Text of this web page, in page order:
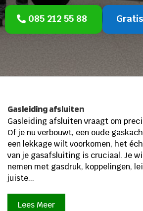
085 212 55 88
Gasleiding afsluiten
Gasleiding afsluiten vraagt om
Of je nu verbouwt, een oude
een lekkage wilt voorkomen, het
van je gasafsluiting is cruciaal. Je
nemen met gasdruk, koppelingen,
juiste...
Lees Meer